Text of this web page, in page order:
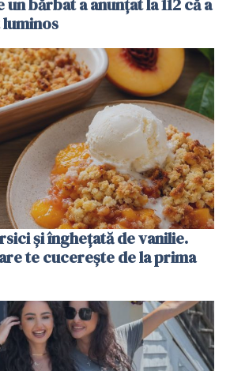
și înghețată de vanilie.
te cucerește de la prima